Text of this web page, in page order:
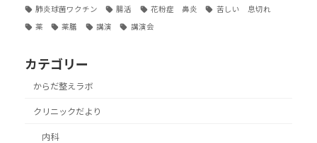
肺炎球菌ワクチン 腸活 花粉症 鼻炎 苦しい 息切れ
薬 薬膳 講演 講演会
カテゴリー
からだ整えラボ
クリニックだより
内科